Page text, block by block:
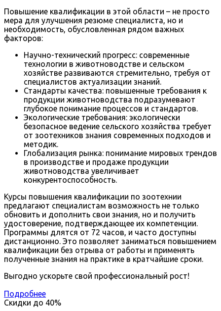
Повышение квалификации в этой области – не просто
мера для улучшения резюме специалиста, но и
необходимость, обусловленная рядом важных
факторов:
Научно-технический прогресс: современные
технологии в животноводстве и сельском
хозяйстве развиваются стремительно, требуя от
специалистов актуализации знаний.
Стандарты качества: повышенные требования к
продукции животноводства подразумевают
глубокое понимание процессов и стандартов.
Экологические требования: экологически
безопасное ведение сельского хозяйства требует
от зоотехников знания современных подходов и
методик.
Глобализация рынка: понимание мировых трендов
в производстве и продаже продукции
животноводства увеличивает
конкурентоспособность.
Курсы повышения квалификации по зоотехнии
предлагают специалистам возможность не только
обновить и дополнить свои знания, но и получить
удостоверение, подтверждающее их компетенции.
Программы длятся от 72 часов, и часто доступны
дистанционно. Это позволяет заниматься повышением
квалификации без отрыва от работы и применять
полученные знания на практике в кратчайшие сроки.
Выгодно ускорьте свой профессиональный рост!
Подробнее
Скидки до 40%